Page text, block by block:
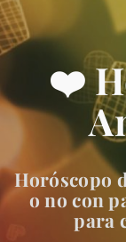
❤️
Horóscopo
o no con
para